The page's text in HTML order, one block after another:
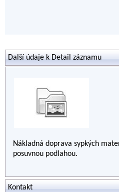
Další údaje k Detail záznamu
Nákladná doprava sypkých
posuvnou podlahou.
Kontakt